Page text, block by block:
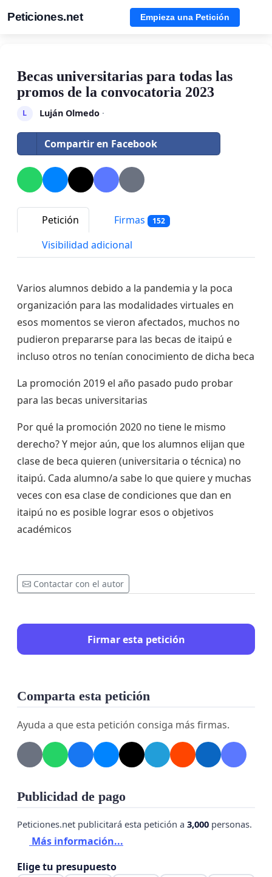
Peticiones.net Empieza una Petición
Becas universitarias para todas las
promos de la convocatoria 2023
L Luján Olmedo·
Compartir en Facebook
Petición Firmas 152
Visibilidad adicional
Varios alumnos debido a la pandemia y la poca
organización para las modalidades virtuales en
esos momentos se vieron afectados, muchos no
pudieron prepararse para las becas de itaipú e
incluso otros no tenían conocimiento de dicha beca
La promoción 2019 el año pasado pudo probar
para las becas universitarias
Por qué la promoción 2020 no tiene le mismo
derecho? Y mejor aún, que los alumnos elijan que
clase de beca quieren (universitaria o técnica) no
itaipú. Cada alumno/a sabe lo que quiere y muchas
veces con esa clase de condiciones que dan en
itaipú no es posible lograr esos o objetivos
académicos
Contactar con el autor
Firmar esta petición
Comparta esta petición
Ayuda a que esta petición consiga más firmas.
Publicidad de pago
Peticiones.net publicitará esta petición a 3,000 personas.
Más información...
Elige tu presupuesto